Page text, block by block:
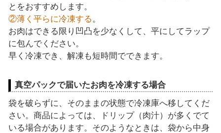
とをおすすめします。
②薄く平らに冷凍する。
お肉はできる限り凹凸を少なくして、平にしてラップ
に包んでください。
早く冷凍でき、解凍も短時間でできます。
真空パックで届いたお肉を冷凍する場合
袋を破らずに、そのままの状態で冷凍庫へ移してくだ
さい。商品によっては、ドリップ（肉汁）が多くでて
いる場合があります。そのようなときは、袋から中身